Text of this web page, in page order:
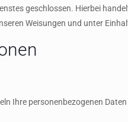
geschlossen. Hierbei
Weisungen und unter
Ihre personenbezogenen